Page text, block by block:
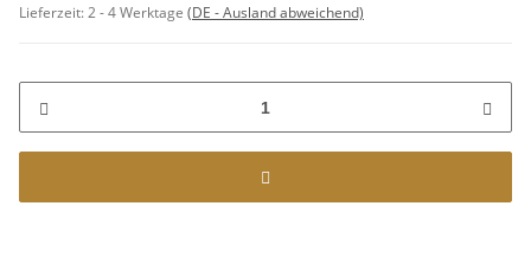
Lieferzeit:2 - 4 Werktage (DE - Ausland abweichend)